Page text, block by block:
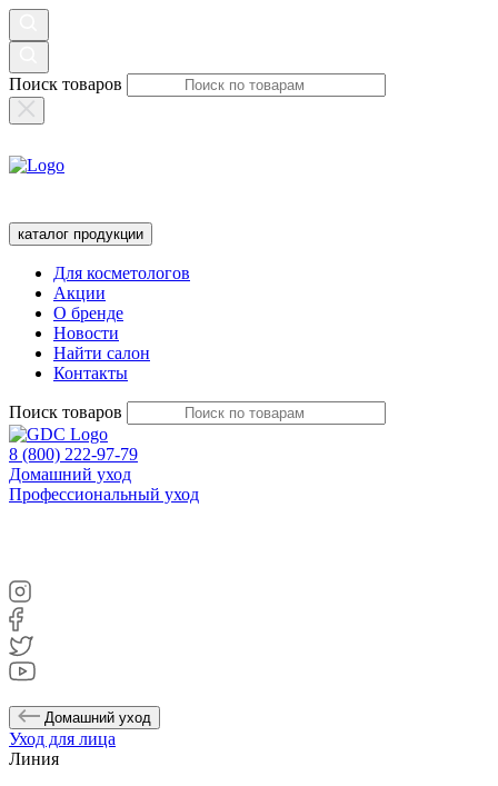
Поиск товаров
каталог продукции
Для косметологов
Акции
О бренде
Новости
Найти салон
Контакты
Поиск товаров
8 (800) 222-97-79
Домашний уход
Профессиональный уход
Домашний уход
Уход для лица
Линия